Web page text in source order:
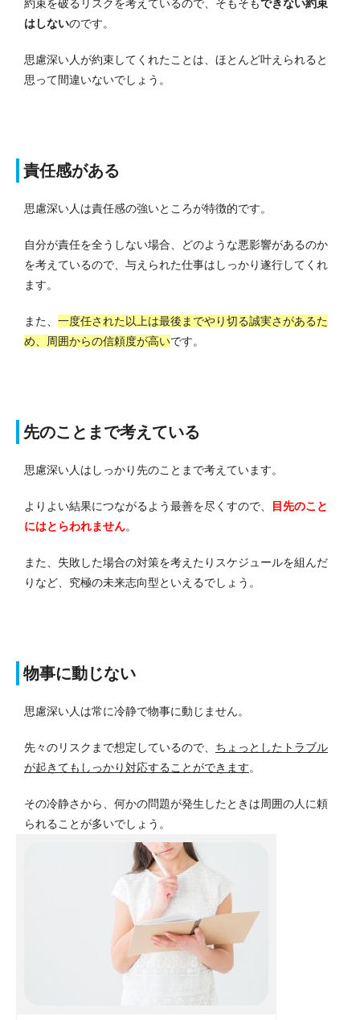
約束を破るリスクを考えているので、そもそもできない約束
はしないのです。
思慮深い人が約束してくれたことは、ほとんど叶えられると
思って間違いないでしょう。
責任感がある
思慮深い人は責任感の強いところが特徴的です。
自分が責任を全うしない場合、どのような悪影響があるのか
を考えているので、与えられた仕事はしっかり遂行してくれ
ます。
また、 一度任された以上は最後までやり切る誠実さがあるた
め、周囲からの信頼度が高いです。
先のことまで考えている
思慮深い人はしっかり先のことまで考えています。
よりよい結果につながるよう最善を尽くすので、
目先のこと
にはとらわれません。
また、失敗した場合の対策を考えたりスケジュールを組んだ
りなど、究極の未来志向型といえるでしょう。
物事に動じない
思慮深い人は常に冷静で物事に動じません。
先々のリスクまで想定しているので、 ちょっとしたトラブル
が起きてもしっかり対応することができます。
その冷静さから、何かの問題が発生したときは周囲の人に頼
られることが多いでしょう。